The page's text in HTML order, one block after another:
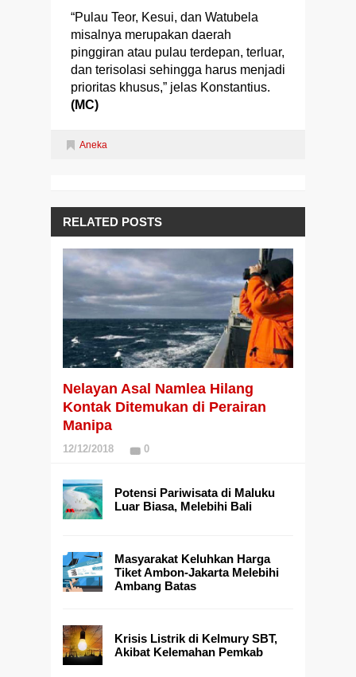
“Pulau Teor, Kesui, dan Watubela
misalnya merupakan daerah
pinggiran atau pulau terdepan, terluar,
dan terisolasi sehingga harus menjadi
prioritas khusus,” jelas Konstantius.
(MC)
Aneka
RELATED POSTS
Nelayan Asal Namlea Hilang
Kontak Ditemukan di Perairan
Manipa
12/12/2018 0
Potensi Pariwisata di Maluku
Luar Biasa, Melebihi Bali
Masyarakat Keluhkan Harga
Tiket Ambon-Jakarta Melebihi
Ambang Batas
Krisis Listrik di Kelmury SBT,
Akibat Kelemahan Pemkab